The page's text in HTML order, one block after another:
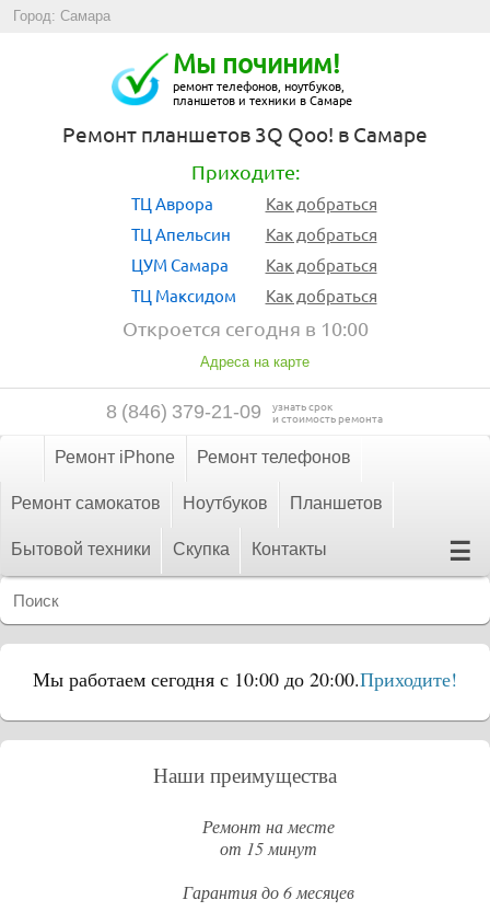
Город: Самара
Мы починим!
ремонт телефонов, ноутбуков,
планшетов и техники в Самаре
Ремонт планшетов 3Q Qoo! в Самаре
Приходите:
ТЦ Аврора
Как добраться
ТЦ Апельсин
Как добраться
ЦУМ Самара
Как добраться
ТЦ Максидом
Как добраться
Откроется сегодня в 10:00
Адреса на карте
8 (846) 379-21-09 узнать срок
и стоимость ремонта
☰
Ремонт iPhone Ремонт телефонов
Ремонт самокатов Ноутбуков Планшетов
Бытовой техники Скупка Контакты
Мы работаем сегодня с 10:00 до 20:00.Приходите!
Наши преимущества
Ремонт на месте
от 15 минут
Гарантия до 6 месяцев